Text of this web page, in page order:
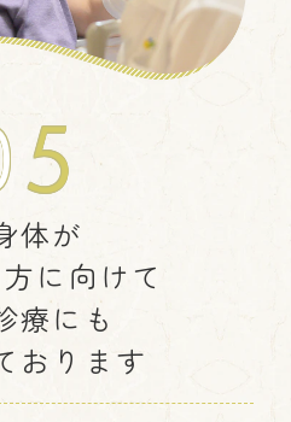
5
体が
に向けて
療にも
おります